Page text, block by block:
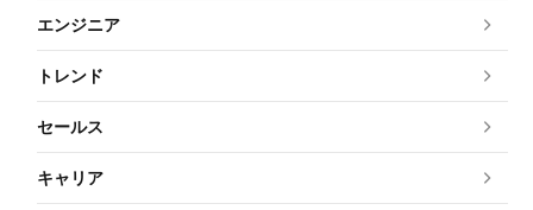
エンジニア
トレンド
セールス
キャリア